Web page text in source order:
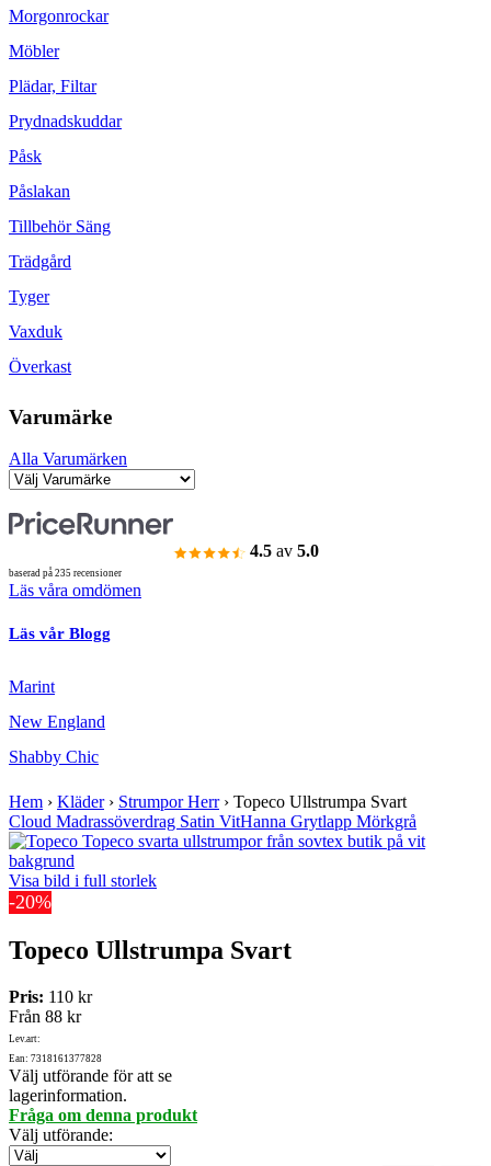
Morgonrockar
Möbler
Plädar, Filtar
Prydnadskuddar
Påsk
Påslakan
Tillbehör Säng
Trädgård
Tyger
Vaxduk
Överkast
Varumärke
Alla Varumärken
4.5 av 5.0
baserad på 235 recensioner
Läs våra omdömen
Läs vår Blogg
Marint
New England
Shabby Chic
Hem › Kläder› Strumpor Herr› Topeco Ullstrumpa Svart
Cloud Madrassöverdrag Satin VitHanna Grytlapp Mörkgrå
Visa bild i full storlek
-20%
Topeco Ullstrumpa Svart
Pris: 110 kr
Från 88 kr
Lev.art:
Ean: 7318161377828
Välj utförande för att se
lagerinformation.
Fråga om denna produkt
Välj utförande: